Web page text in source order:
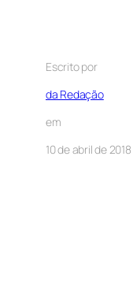
Escrito por
da Redação
em
10 de abril de 2018